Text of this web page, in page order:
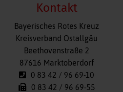
Kontakt
Bayerisches Rotes Kreuz
Kreisverband Ostallgäu
Beethovenstraße 2
87616 Marktoberdorf
0 83 42 / 96 69-10
0 83 42 / 96 69-55